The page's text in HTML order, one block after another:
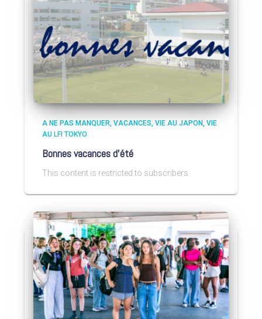
A NE PAS MANQUER VACANCES VIE AU JAPON VIE
AU LFI TOKYO
Bonnes vacances d’été
This content is restricted to subscribers